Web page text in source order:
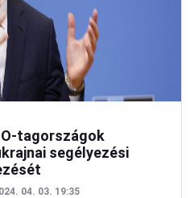
tagországok
segélyezési
04. 03. 19:35